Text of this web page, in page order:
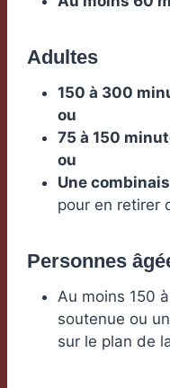
Adultes
150 à 300
ou
75 à 150
ou
Une
pour en retirer
Personnes
Au moins 150
soutenue ou
sur le plan de